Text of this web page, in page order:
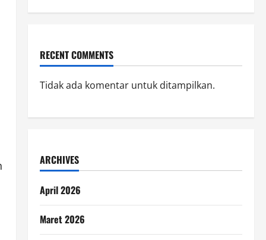
RECENT COMMENTS
Tidak ada komentar untuk ditampilkan.
ARCHIVES
April 2026
Maret 2026